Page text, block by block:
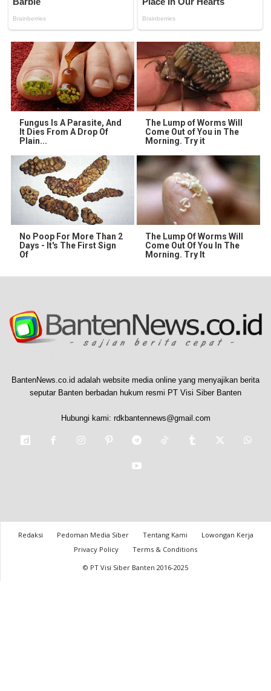
Fungus Is A Parasite, And
It Dies From A Drop Of
Plain...
The Lump of Worms Will
Come Out of You in The
Morning. Try it
No Poop For More Than 2
Days - It's The First Sign
Of
The Lump Of Worms Will
Come Out Of You In The
Morning. Try It
BantenNews.co.id adalah website media online yang menyajikan berita
seputar Banten berbadan hukum resmi PT Visi Siber Banten
Hubungi kami: rdkbantennews@gmail.com
Redaksi Pedoman Media Siber Tentang Kami
Lowongan Kerja
Privacy Policy
Terms & Conditions
© PT Visi Siber Banten 2016-2025